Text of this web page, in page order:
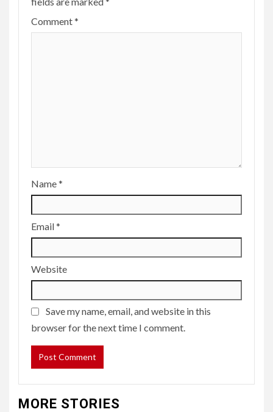
Comment*
Name*
Email*
Website
Save my name, email, and website in this
browser for the next time I comment.
MORE STORIES